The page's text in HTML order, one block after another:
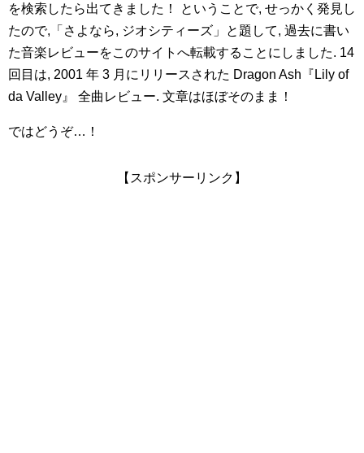
を検索したら出てきました！ ということで, せっかく発見し
たので,「さよなら, ジオシティーズ」と題して, 過去に書い
た音楽レビューをこのサイトへ転載することにしました. 14
回目は, 2001 年 3 月にリリースされた Dragon Ash『Lily of
da Valley』 全曲レビュー. 文章はほぼそのまま！
ではどうぞ…！
【スポンサーリンク】